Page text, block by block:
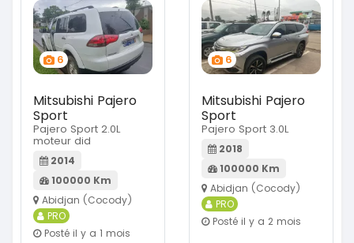
6
Mitsubishi Pajero
Sport
Pajero Sport 2.0L
moteur did
2014
100000 Km
Abidjan (Cocody)
PRO
Posté il y a 1 mois
6
Mitsubishi Pajero
Sport
Pajero Sport 3.0L
2018
100000 Km
Abidjan (Cocody)
PRO
Posté il y a 2 mois